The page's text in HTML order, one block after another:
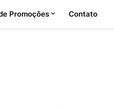
Promoções Contato